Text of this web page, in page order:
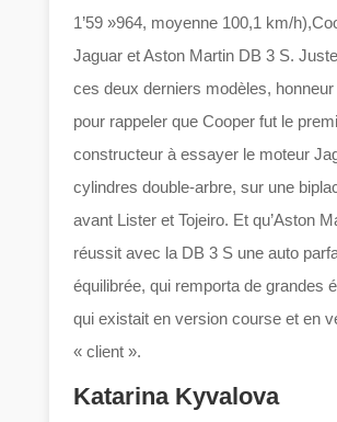
1’59 »964, moyenne 100,1 km/
Jaguar et Aston Martin DB 3 S.
ces deux derniers modèles, honneur
pour rappeler que Cooper fut le
constructeur à essayer le moteur
cylindres double-arbre, sur une
avant Lister et Tojeiro. Et qu’Aston
réussit avec la DB 3 S une auto
équilibrée, qui remporta de grandes
qui existait en version course et en
« client ».
Katarina Kyvalova